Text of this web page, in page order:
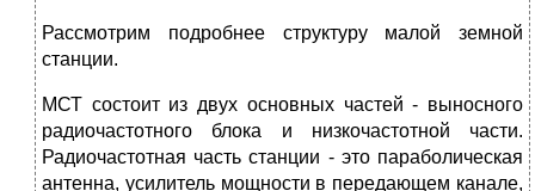
Рассмотрим подробнее структуру малой земной
станции.
МСТ состоит из двух основных частей - выносного
радиочастотного блока и низкочастотной части.
Радиочастотная часть станции - это параболическая
антенна, усилитель мощности в передающем канале,